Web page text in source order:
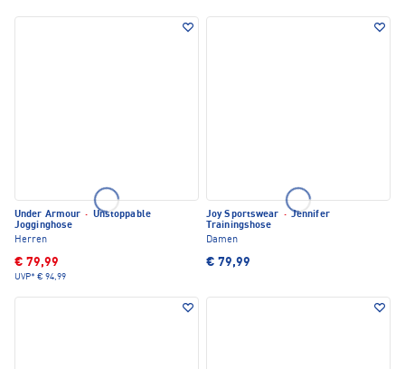
Under Armour · Unstoppable
Jogginghose
Herren
€ 79,99
UVP* € 94,99
Joy Sportswear · Jennifer
Trainingshose
Damen
€ 79,99